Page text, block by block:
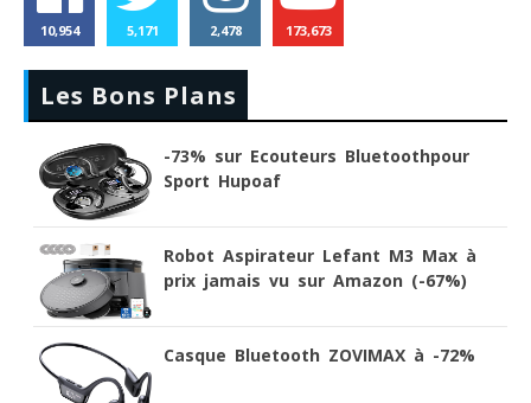
10,954 5,171 2,478 173,673
Les Bons Plans
-73% sur Ecouteurs Bluetoothpour
Sport Hupoaf
Robot Aspirateur Lefant M3 Max à
prix jamais vu sur Amazon (-67%)
Casque Bluetooth ZOVIMAX à -72%